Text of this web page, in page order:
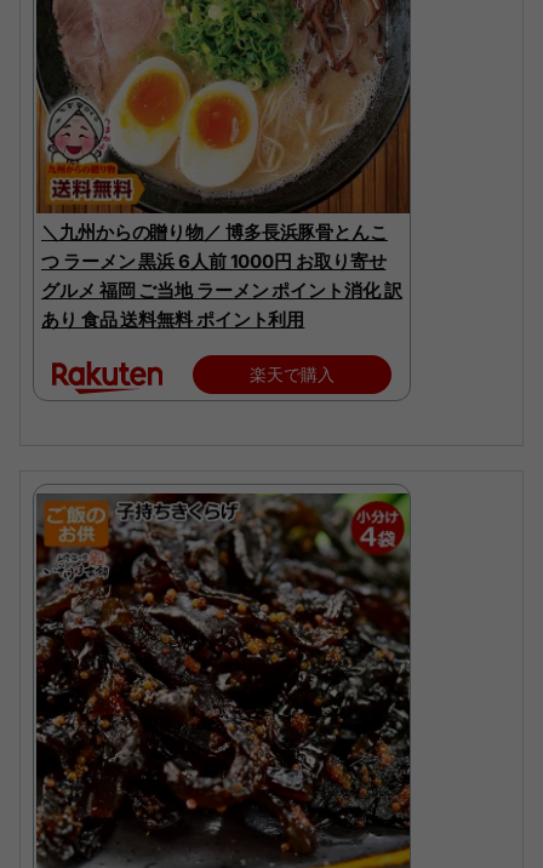
＼九州からの贈り物／ 博多長浜豚骨とんこ
つ ラーメン 黒浜 6人前 1000円 お取り寄せ
グルメ 福岡 ご当地 ラーメン ポイント消化 訳
あり 食品 送料無料 ポイント利用
楽天で購入